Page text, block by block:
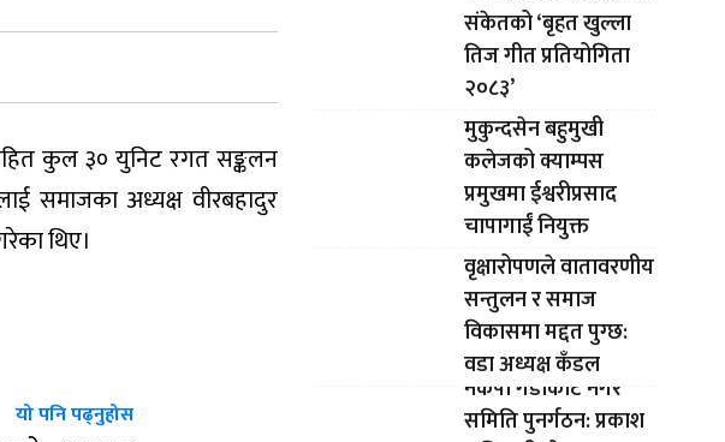
कुल ३० युनिट रगत सङ्कलन
समाजका अध्यक्ष वीरबहादुर
थिए।
यो पनि पढ्नुहोस
संकेतको ‘बृहत खुल्ला
तिज गीत प्रतियोगिता
२०८३’
मुकुन्दसेन बहुमुखी
कलेजको क्याम्पस
प्रमुखमा ईश्वरीप्रसाद
चापागाईं नियुक्त
वृक्षारोपणले वातावरणीय
सन्तुलन र समाज
विकासमा मद्दत पुग्छ:
वडा अध्यक्ष कँडल
नेकपा गैंडाकोट नगर
समिति पुनर्गठन: प्रकाश